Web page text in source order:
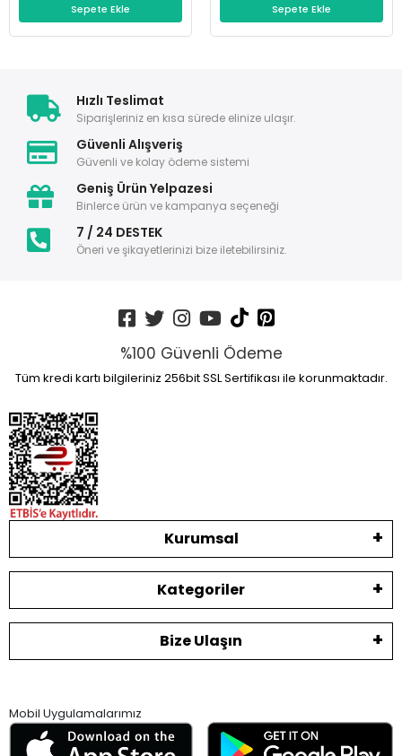
Sepete Ekle Sepete Ekle
Hızlı Teslimat
Siparişleriniz en kısa sürede elinize ulaşır.
Güvenli Alışveriş
Güvenli ve kolay ödeme sistemi
Geniş Ürün Yelpazesi
Binlerce ürün ve kampanya seçeneği
7 / 24 DESTEK
Öneri ve şikayetlerinizi bize iletebilirsiniz.
%100 Güvenli Ödeme
Tüm kredi kartı bilgileriniz 256bit SSL Sertifikası ile korunmaktadır.
Kurumsal
Kategoriler
Bize Ulaşın
Mobil Uygulamalarımız